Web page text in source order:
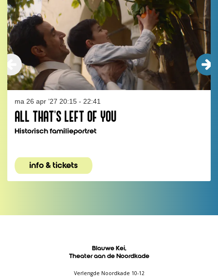
ALL THAT'S LEFT OF YOU
Historisch familieportret
ma 26 apr ’27 20:15 - 22:41
info & tickets
Blauwe Kei,
Theater aan de Noordkade
Verlengde Noordkade 10-12